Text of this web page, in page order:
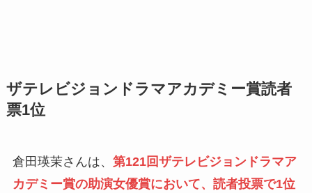
ザテレビジョンドラマアカデミー賞読者
票1位
倉田瑛茉さんは、 第121回ザテレビジョンドラマア
カデミー賞の助演女優賞において、読者投票で1位